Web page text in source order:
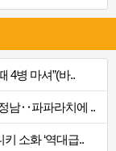
4병 마셔”(바..
남‥파파라치에 ..
소화 ‘역대급..